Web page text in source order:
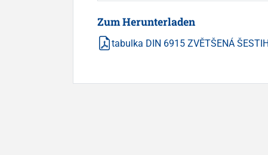
Zum Herunterladen
tabulka DIN 6915 ZVĚTŠENÁ